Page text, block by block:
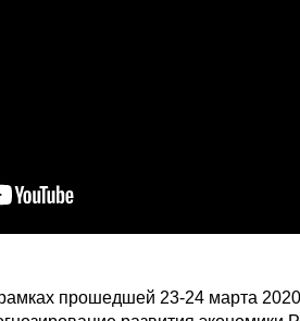
прошедшей 23-24 марта 2020